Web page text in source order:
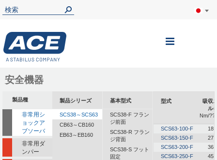
ナ
安全機器
製品種
非常用シ
ョックア
ブソーバ
非常用ダ
ンパー
製品シリーズ
SCS38～SCS63
CB63～CB160
EB63～EB160
基本型式
SCS38-F フラン
ジ前面
SCS38-R フラン
ジ背面
SCS38-S フット
固定
型式
吸収
ル
Nm/
SCS63-100-F
SCS63-150-F
SCS63-200-F
SCS63-250-F